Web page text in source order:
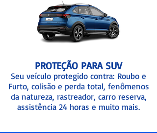
PROTEÇÃO PARA SUV
Seu veículo protegido contra: Roubo e
Furto, colisão e perda total, fenômenos
da natureza, rastreador, carro reserva,
assistência 24 horas e muito mais.